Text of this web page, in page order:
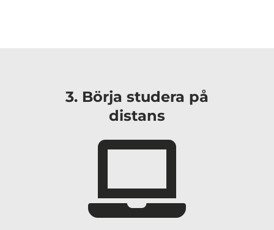
3. Börja studera på
distans